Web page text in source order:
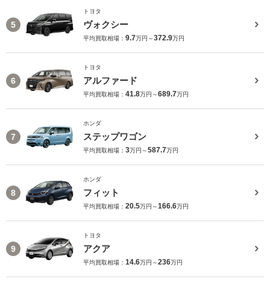
5
トヨタ
ヴォクシー
平均買取相場： 9.7万円～372.9万円
6
トヨタ
アルファード
平均買取相場： 41.8万円～689.7万円
7
ホンダ
ステップワゴン
平均買取相場： 3万円～587.7万円
8
ホンダ
フィット
平均買取相場： 20.5万円～166.6万円
9
トヨタ
アクア
平均買取相場： 14.6万円～236万円